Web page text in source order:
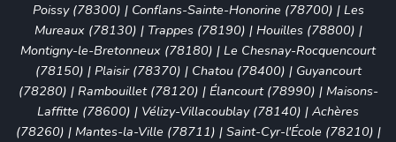
Poissy (78300) | Conflans-Sainte-Honorine (78700) | Les
Mureaux (78130) | Trappes (78190) | Houilles (78800) |
Montigny-le-Bretonneux (78180) | Le Chesnay-Rocquencourt
(78150) | Plaisir (78370) | Chatou (78400) | Guyancourt
(78280) | Rambouillet (78120) | Élancourt (78990) | Maisons-
Laffitte (78600) | Vélizy-Villacoublay (78140) | Achères
(78260) | Mantes-la-Ville (78711) | Saint-Cyr-l'École (78210) |